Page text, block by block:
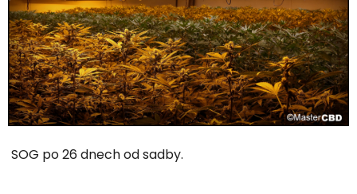
SOG po 26 dnech od sadby.